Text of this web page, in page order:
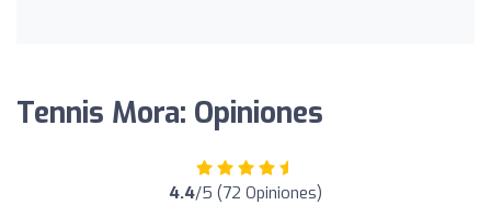
Tennis Mora: Opiniones
4.4/5 (72 Opiniones)